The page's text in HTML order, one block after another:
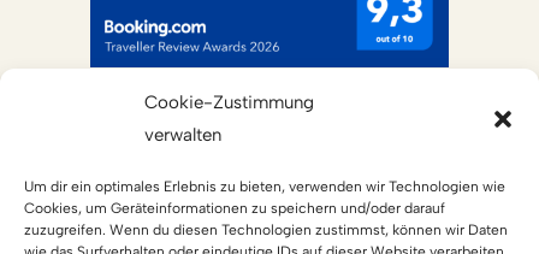
Cookie-Zustimmung
verwalten
Um dir ein optimales Erlebnis zu bieten, verwenden wir Technologien wie
Cookies, um Geräteinformationen zu speichern und/oder darauf
zuzugreifen. Wenn du diesen Technologien zustimmst, können wir Daten